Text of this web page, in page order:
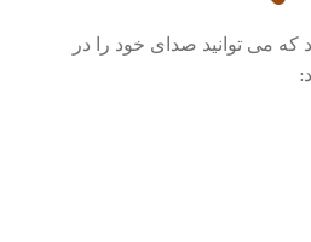
که می توانید صدای خود را در